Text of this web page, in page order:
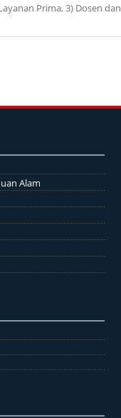
Prima, 3) Dosen dan
Alam